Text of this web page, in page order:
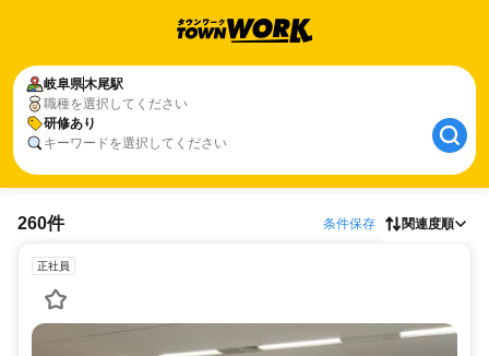
岐阜県木尾駅
職種を選択してください
研修あり
キーワードを選択してください
260件 条件保存 関連度順
正社員